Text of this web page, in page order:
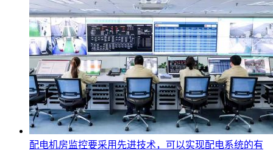
配电机房监控要采用先进技术，可以实现配电系统的有